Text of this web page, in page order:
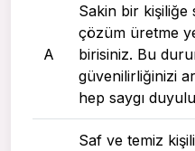
A
Sakin bir kişiliğe
çözüm üretme
birisiniz. Bu
güvenilirliğinizi
hep saygı
Saf ve temiz